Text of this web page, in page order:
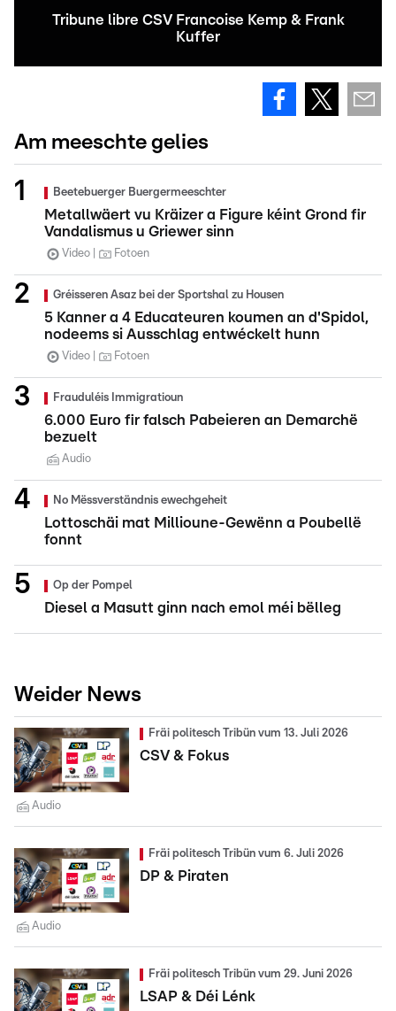
Tribune libre CSV Francoise Kemp & Frank
Kuffer
Am meeschte gelies
Beetebuerger Buergermeeschter
Metallwäert vu Kräizer a Figure kéint Grond fir
Vandalismus u Griewer sinn
Video Fotoen
Gréisseren Asaz bei der Sportshal zu Housen
5 Kanner a 4 Educateuren koumen an d'Spidol,
nodeems si Ausschlag entwéckelt hunn
Video Fotoen
Frauduléis Immigratioun
6.000 Euro fir falsch Pabeieren an Demarchë
bezuelt
Audio
No Mëssverständnis ewechgeheit
Lottoschäi mat Millioune-Gewënn a Poubellë
fonnt
Op der Pompel
Diesel a Masutt ginn nach emol méi bëlleg
Weider News
Fräi politesch Tribün vum 13. Juli 2026
CSV & Fokus
Audio
Fräi politesch Tribün vum 6. Juli 2026
DP & Piraten
Audio
Fräi politesch Tribün vum 29. Juni 2026
LSAP & Déi Lénk